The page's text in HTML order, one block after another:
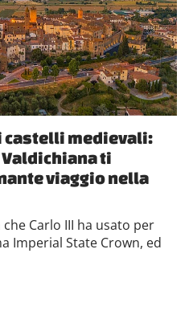
castelli medievali:
ti
viaggio nella
Carlo III ha usato per
Imperial State Crown, ed